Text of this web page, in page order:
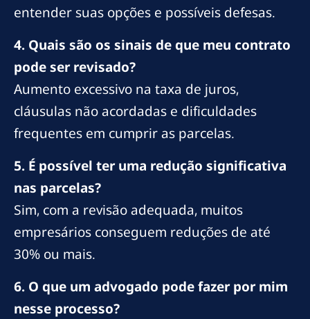
entender suas opções e possíveis defesas.
4. Quais são os sinais de que meu contrato
pode ser revisado?
Aumento excessivo na taxa de juros,
cláusulas não acordadas e dificuldades
frequentes em cumprir as parcelas.
5. É possível ter uma redução significativa
nas parcelas?
Sim, com a revisão adequada, muitos
empresários conseguem reduções de até
30% ou mais.
6. O que um advogado pode fazer por mim
nesse processo?